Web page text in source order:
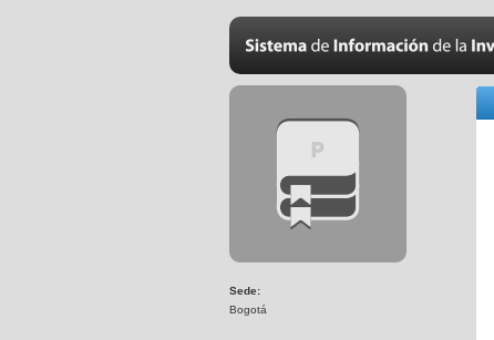
Sede:
Bogotá